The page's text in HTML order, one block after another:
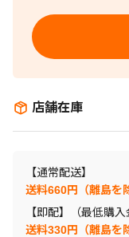
店舗在庫
【通常配送】
送料660円（離島を
【即配】（最低購
送料330円（離島を